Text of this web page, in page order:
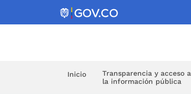
Inicio
Transparencia y acceso a
la información pública